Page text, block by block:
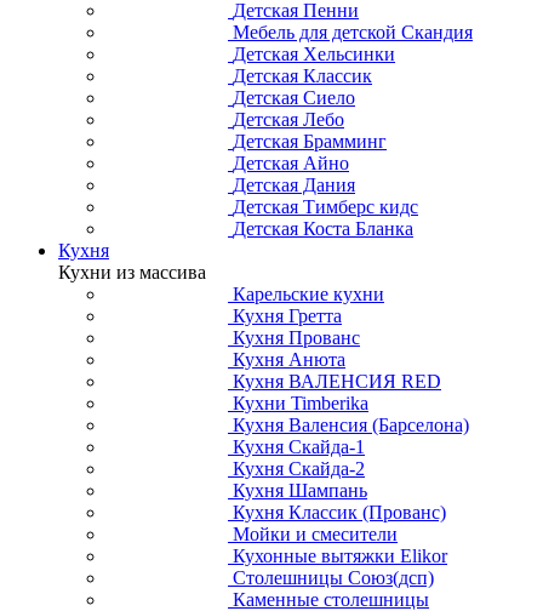
Детская Пенни
Мебель для детской Скандия
Детская Хельсинки
Детская Классик
Детская Сиело
Детская Лебо
Детская Брамминг
Детская Айно
Детская Дания
Детская Тимберс кидс
Детская Коста Бланка
Кухня
Кухни из массива
Карельские кухни
Кухня Гретта
Кухня Прованс
Кухня Анюта
Кухня ВАЛЕНСИЯ RED
Кухни Timberika
Кухня Валенсия (Барселона)
Кухня Скайда-1
Кухня Скайда-2
Кухня Шампань
Кухня Классик (Прованс)
Мойки и смесители
Кухонные вытяжки Elikor
Столешницы Союз(дсп)
Каменные столешницы